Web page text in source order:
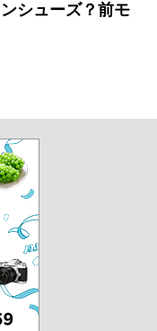
シューズ？前モ